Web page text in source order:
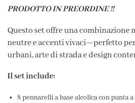
PRODOTTO IN PREORDINE !!
Questo set offre una combinazione
neutre e accenti vivaci—perfetto
urbani, arte di strada e design
Il set include:
8 pennarelli a base alcolica con punta